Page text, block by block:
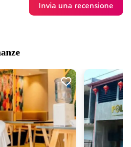
Invia una recensione